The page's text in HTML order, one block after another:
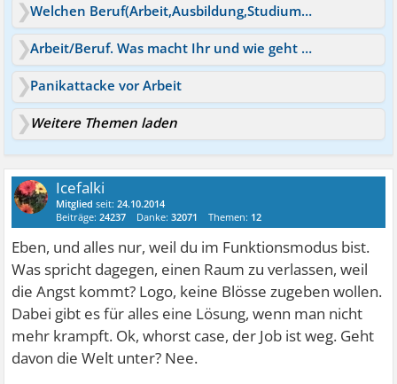
Welchen Beruf(Arbeit,Ausbildung,Studium) übt ihr aus?
Arbeit/Beruf. Was macht Ihr und wie geht ihr damit um?
Panikattacke vor Arbeit
Weitere Themen laden
Icefalki
Mitglied seit:24.10.2014
Beiträge:24237 Danke:32071 Themen: 12
Eben, und alles nur, weil du im Funktionsmodus bist.
Was spricht dagegen, einen Raum zu verlassen, weil
die Angst kommt? Logo, keine Blösse zugeben wollen.
Dabei gibt es für alles eine Lösung, wenn man nicht
mehr krampft. Ok, whorst case, der Job ist weg. Geht
davon die Welt unter? Nee.